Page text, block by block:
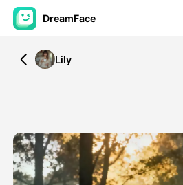
DreamFace
เครื่องมือ AI
วิดีโอ AI
รูปถ่าย
Lily